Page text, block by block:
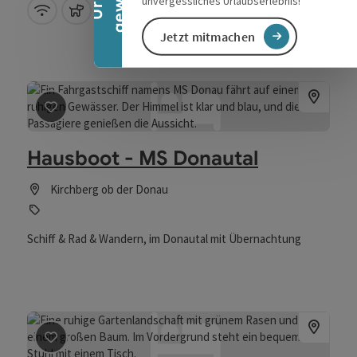
Jetzt mitmachen
W-Lan (kostenlos)
Haustiere erlaubt
Beitrag merken: Hausboot - MS Donautal
Hausboot - MS Donautal
Kirchberg ob der Donau
Schiff & Rad & Wandern, im Donautal mit Übernachtung
Beitrag merken